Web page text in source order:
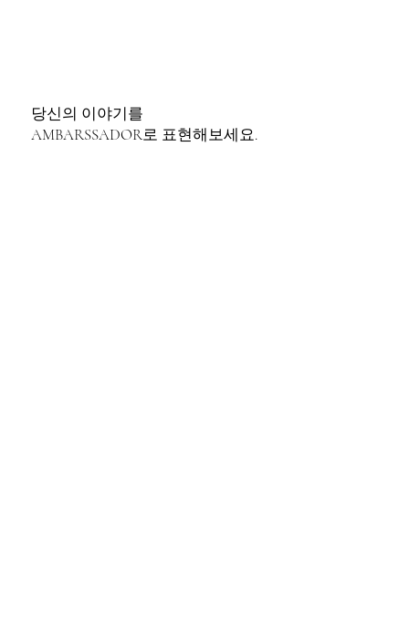
당신의 이야기를
AMBARSSADOR로 표현해보세요.